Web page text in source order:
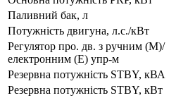
Паливний бак, л
Потужність двигуна, л.с./кВт
Регулятор про. дв. з ручним (M)/
електронним (E) упр-м
Резервна потужність STBY, кВА
Резервна потужність STBY, кВт